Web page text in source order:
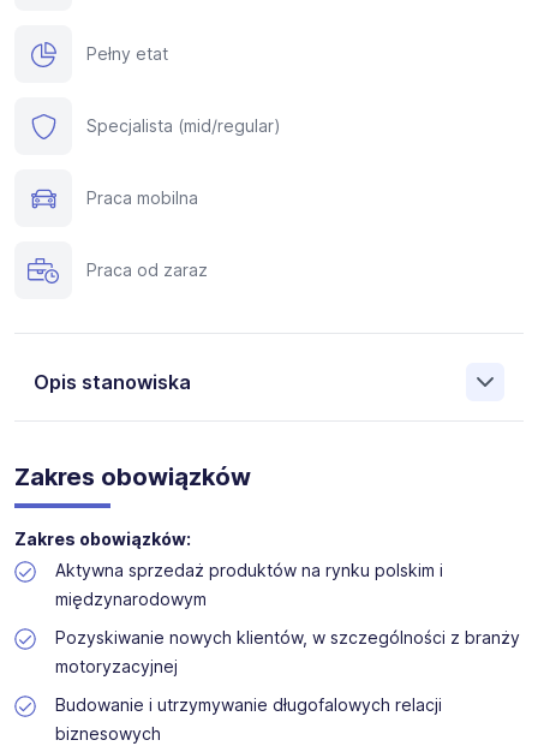
Pełny etat
Specjalista (mid/regular)
Praca mobilna
Praca od zaraz
Opis stanowiska
osoby na stanowisko Specjalisty ds. Sprzedaży /
Przedstawiciel Handlowy
która będzie odpowiedzialna za rozwój sprzedaży na
rynku krajowym oraz zagranicznym.
Szukamy osoby nastawionej na aktywne pozyskiwanie
opiera się głównie na wyjazdach służbowych,
bezpośrednich spotkaniach z klientami oraz rozwijaniu
kandydata nie ma kluczowego znaczenia, ważna jest
natomiast gotowość do częstych podróży i aktywnego
Zakres obowiązków
Zakres obowiązków:
Aktywna sprzedaż produktów na rynku polskim i
międzynarodowym
Pozyskiwanie nowych klientów, w szczególności z branży
motoryzacyjnej
Budowanie i utrzymywanie długofalowych relacji
biznesowych